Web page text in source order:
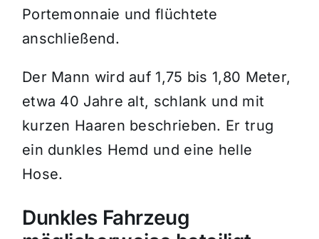
Portemonnaie und flüchtete
anschließend.
Der Mann wird auf 1,75 bis 1,80 Meter,
etwa 40 Jahre alt, schlank und mit
kurzen Haaren beschrieben. Er trug
ein dunkles Hemd und eine helle
Hose.
Dunkles Fahrzeug